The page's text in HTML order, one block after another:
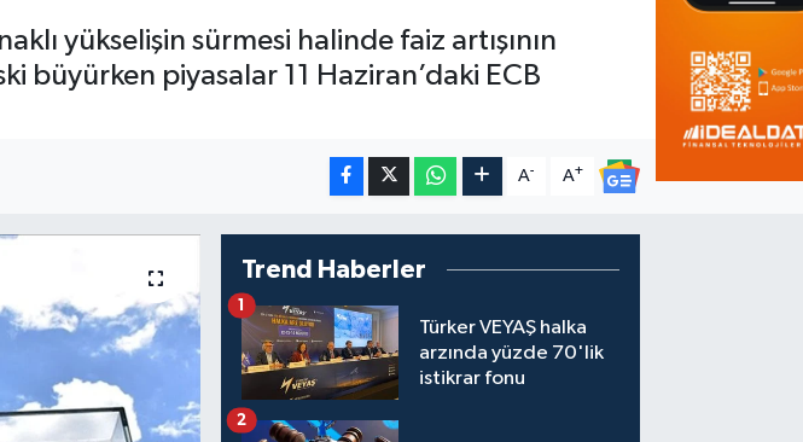
yükselişin sürmesi halinde faiz artışının
büyürken piyasalar 11 Haziran’daki ECB
A- A+
Trend Haberler
Türker VEYAŞ halka
arzında yüzde 70'lik
istikrar fonu
1
2